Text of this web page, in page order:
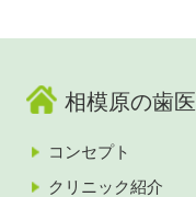
相模原の歯
コンセプト
クリニック紹介